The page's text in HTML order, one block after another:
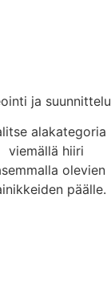
ja suunnittelu
alakategoria
viemällä hiiri
olevien
päälle.